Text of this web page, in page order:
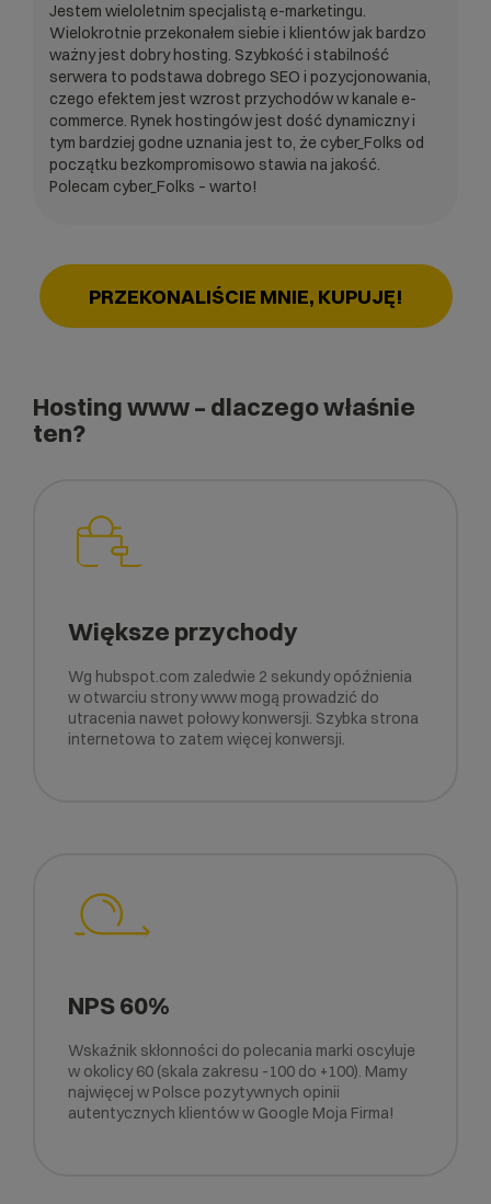
Jestem wieloletnim specjalistą e-marketingu.
Wielokrotnie przekonałem siebie i klientów jak bardzo
ważny jest dobry hosting. Szybkość i stabilność
serwera to podstawa dobrego SEO i pozycjonowania,
czego efektem jest wzrost przychodów w kanale e-
commerce. Rynek hostingów jest dość dynamiczny i
tym bardziej godne uznania jest to, że cyber_Folks od
początku bezkompromisowo stawia na jakość.
Polecam cyber_Folks – warto!
PRZEKONALIŚCIE MNIE, KUPUJĘ!
Hosting www – dlaczego właśnie
ten?
Większe przychody
Wg hubspot.com zaledwie 2 sekundy opóźnienia
w otwarciu strony www mogą prowadzić do
utracenia nawet połowy konwersji. Szybka strona
internetowa to zatem więcej konwersji.
NPS 60%
Wskaźnik skłonności do polecania marki oscyluje
w okolicy 60 (skala zakresu -100 do +100). Mamy
najwięcej w Polsce pozytywnych opinii
autentycznych klientów w Google Moja Firma!